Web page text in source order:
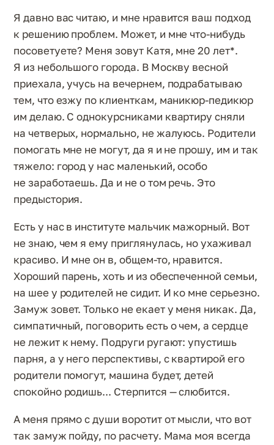
Я давно вас читаю, и мне нравится ваш подход
к решению проблем. Может, и мне что-нибудь
посоветуете? Меня зовут Катя, мне 20 лет*.
Я из небольшого города. В Москву весной
приехала, учусь на вечернем, подрабатываю
тем, что езжу по клиенткам, маникюр-педикюр
им делаю. С однокурсниками квартиру сняли
на четверых, нормально, не жалуюсь. Родители
помогать мне не могут, да я и не прошу, им и так
тяжело: город у нас маленький, особо
не заработаешь. Да и не о том речь. Это
предыстория.
Есть у нас в институте мальчик мажорный. Вот
не знаю, чем я ему приглянулась, но ухаживал
красиво. И мне он в, общем-то, нравится.
Хороший парень, хоть и из обеспеченной семьи,
на шее у родителей не сидит. И ко мне серьезно.
Замуж зовет. Только не екает у меня никак. Да,
симпатичный, поговорить есть о чем, а сердце
не лежит к нему. Подруги ругают: упустишь
парня, а у него перспективы, с квартирой его
родители помогут, машина будет, детей
спокойно родишь... Стерпится — слюбится.
А меня прямо с души воротит от мысли, что вот
так замуж пойду, по расчету. Мама моя всегда